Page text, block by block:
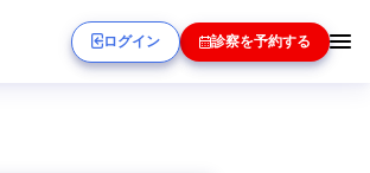
ログイン 診察を予約する